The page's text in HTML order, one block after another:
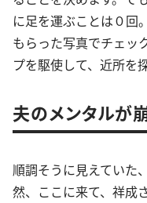
に足を運ぶことは０回
もらった写真でチェッ
プを駆使して、近所を
夫のメンタルが
順調そうに見えていた
然、ここに来て、祥成